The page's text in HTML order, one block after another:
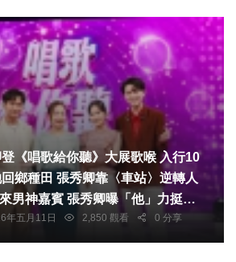
唱歌給你聽》大展歌喉 入行10
〈車站〉逆轉人
年五月11日 2,850 觀看 0 分享